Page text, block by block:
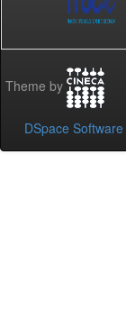
Theme by
DSpace Software